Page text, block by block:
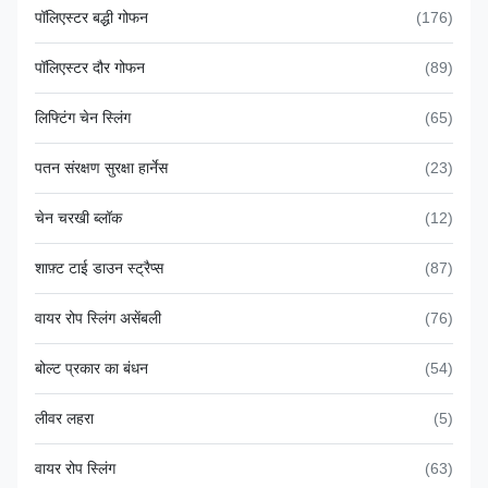
पॉलिएस्टर बद्धी गोफन (176)
पॉलिएस्टर दौर गोफन (89)
लिफ्टिंग चेन स्लिंग (65)
पतन संरक्षण सुरक्षा हार्नेस (23)
चेन चरखी ब्लॉक (12)
शाफ़्ट टाई डाउन स्ट्रैप्स (87)
वायर रोप स्लिंग असेंबली (76)
बोल्ट प्रकार का बंधन (54)
लीवर लहरा (5)
वायर रोप स्लिंग (63)